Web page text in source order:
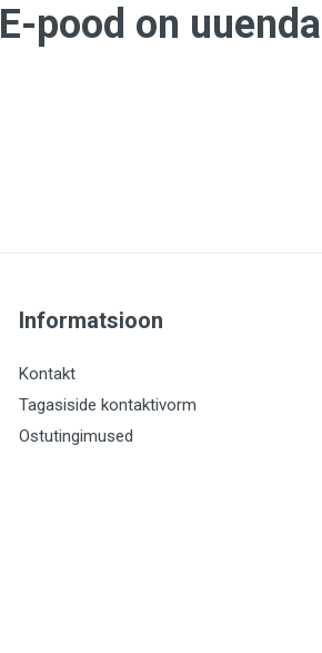
E-pood on
Informatsioon
Kontakt
Tagasiside kontaktivorm
Ostutingimused